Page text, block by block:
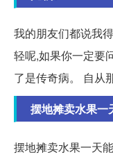
我的朋友们都说我
轻呢,如果你一定要
了是传奇病。 自从
摆地摊卖水果一
摆地摊卖水果一天